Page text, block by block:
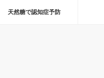
天然糖で認知症予防